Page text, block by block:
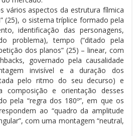
vários aspectos da estrutura fílmica
(25), o sistema tríplice formado pela
identificação das personagens,
problema), tempo (“ditado pela
dos planos” (25) – linear, com
governado pela causalidade
invisível e a duração dos
pelo ritmo do seu decurso) e
composição e orientação desses
pela “regra dos 180º”, em que os
ao “quadro da amplitude
com uma montagem “neutral,